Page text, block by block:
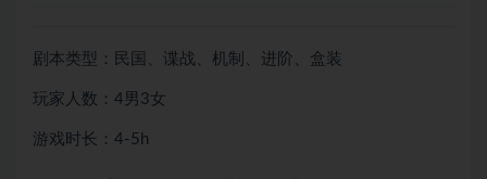
剧本类型：民国、谍战、机制、进阶、盒装
玩家人数：4男3女
游戏时长：4-5h